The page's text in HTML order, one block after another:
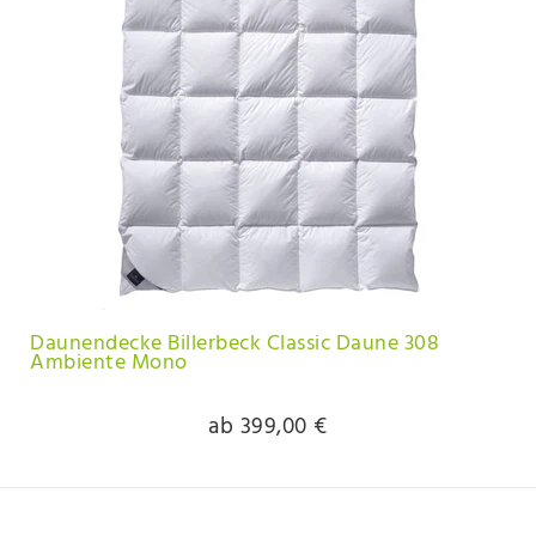
Daunendecke Billerbeck Classic Daune 308
Ambiente Mono
ab 399,00 €